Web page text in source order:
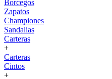
Borcegos
Zapatos
Championes
Sandalias
Carteras
+
Carteras
Cintos
+